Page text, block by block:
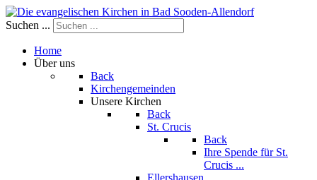
Suchen ...
Home
Über uns
Back
Kirchengemeinden
Unsere Kirchen
Back
St. Crucis
Back
Ihre Spende für St.
Crucis ...
Ellershausen